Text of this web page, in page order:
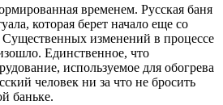
временем. Русская баня
которая берет начало еще со
изменений в процессе
Единственное, что
используемое для обогрева
человек ни за что не бросить
баньке.